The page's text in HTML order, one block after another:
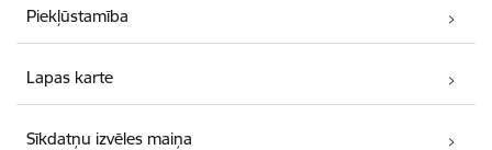
Piekļūstamība
Lapas karte
Sīkdatņu izvēles maiņa